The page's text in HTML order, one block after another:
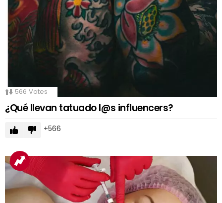
566 Votes
¿Qué llevan tatuado l@s influencers?
566